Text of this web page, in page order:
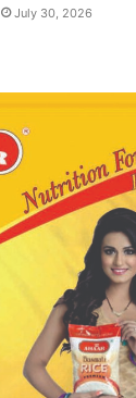
July 30, 2026